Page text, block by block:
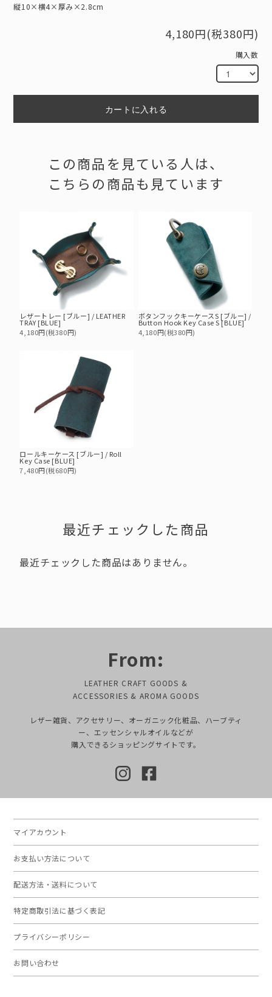
縦10×横4×厚み×2.8cm
4,180円(税380円)
購入数
カートに入れる
この商品を見ている人は、
こちらの商品も見ています
レザートレー [ブルー] / LEATHER
TRAY [BLUE]
4,180円(税380円)
ボタンフックキーケースS [ブルー] /
Button Hook Key Case S [BLUE]
4,180円(税380円)
ロールキーケース [ブルー] / Roll
Key Case [BLUE]
7,480円(税680円)
最近チェックした商品
最近チェックした商品はありません。
From:
LEATHER CRAFT GOODS &
ACCESSORIES & AROMA GOODS
レザー雑貨、アクセサリー、オーガニック化粧品、ハーブティ
ー、エッセンシャルオイルなどが
購入できるショッピングサイトです。
マイアカウント
お支払い方法について
配送方法・送料について
特定商取引法に基づく表記
プライバシーポリシー
お問い合わせ